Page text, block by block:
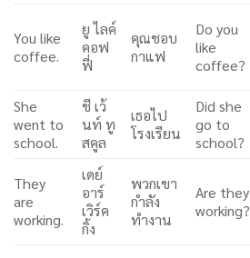
You like
coffee.
ยู ไลค์
คอฟ
ฟี่
คุณชอบ
กาแฟ
Do you
like
coffee?
She
went to
school.
ชี เว้
นท์ ทู
สคูล
เธอไป
โรงเรียน
Did she
go to
school?
They
are
working.
เดย์
อาร์
เวิร์ค
กิ้ง
พวกเขา
กำลัง
ทำงาน
Are they
working?